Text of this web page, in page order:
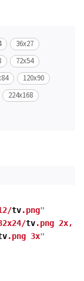
36x27
72x54
120x90
224x168
tv.png"
tv.png 2x,
.png 3x"